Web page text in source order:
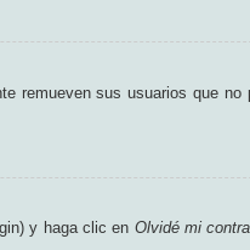
remueven sus usuarios que no
y haga clic en Olvidé mi